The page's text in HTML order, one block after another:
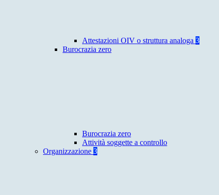
Attestazioni OIV o struttura analoga 3
Burocrazia zero
Burocrazia zero
Attività soggette a controllo
Organizzazione 3